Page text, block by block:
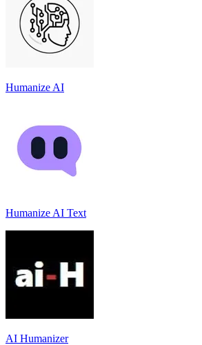
Humanize AI
Humanize AI Text
AI Humanizer